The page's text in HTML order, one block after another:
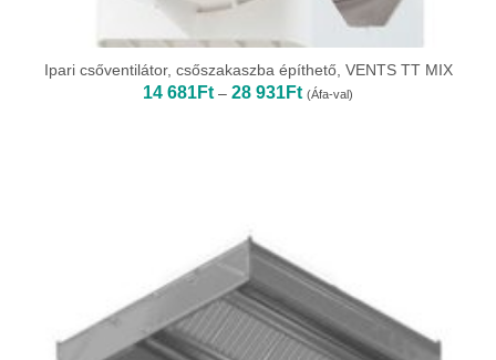
Ipari csőventilátor, csőszakaszba építhető, VENTS TT MIX
14 681Ft – 28 931FtÁrtartomány:
14
(Áfa-val)